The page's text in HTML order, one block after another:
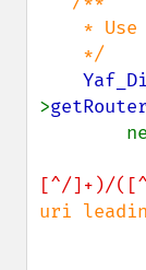
>getRouter
[^/]+)/
uri